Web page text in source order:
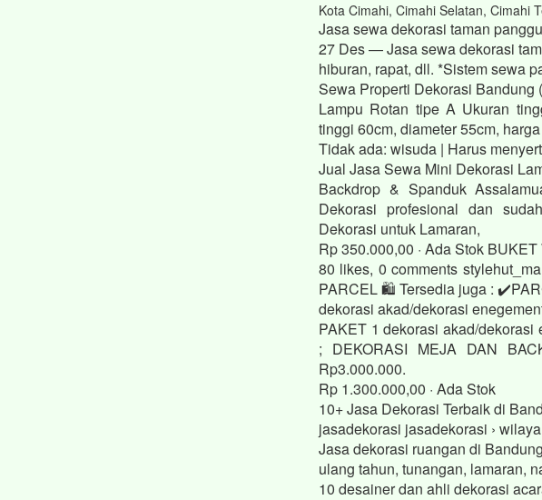
Kota Cimahi, Cimahi Selatan, Cimahi
Jasa sewa dekorasi taman
27 Des — Jasa sewa dekorasi
hiburan, rapat, dll. *Sistem sewa
Sewa Properti Dekorasi
Lampu Rotan tipe A Ukuran
tinggi 60cm, diameter 55cm,
Tidak ada: wisuda ‎| Harus
Jual Jasa Sewa Mini Dekorasi
Backdrop & Spanduk
Dekorasi profesional dan
Dekorasi untuk Lamaran,
Rp 350.000,00 · ‎Ada Stok
80 likes, 0 comments
PARCEL 🛍️ Tersedia juga :
dekorasi akad/dekorasi
PAKET 1 dekorasi akad/
; DEKORASI MEJA DAN
Rp3.000.000.
Rp 1.300.000,00 · ‎Ada Stok
10+ Jasa Dekorasi Terbaik di
jasadekorasi jasadekorasi ›
Jasa dekorasi ruangan di
ulang tahun, tunangan, lamaran,
10 desainer dan ahli dekorasi